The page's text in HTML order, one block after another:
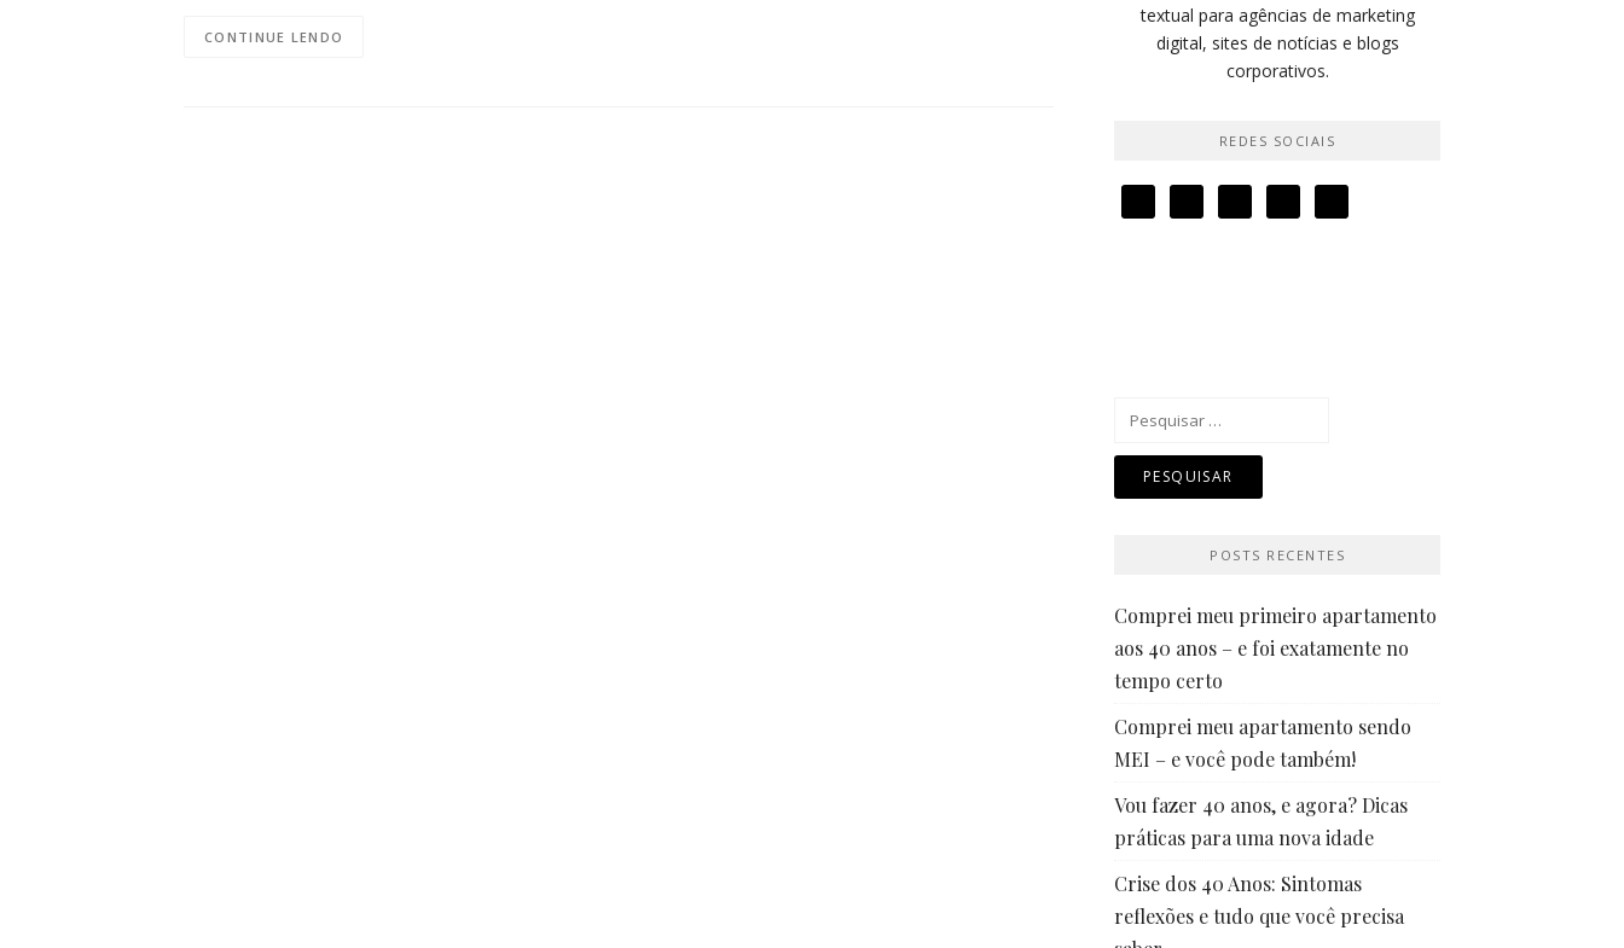
CONTINUE LENDO
textual para agências de marketing
digital, sites de notícias e blogs
corporativos.
REDES SOCIAIS
POSTS RECENTES
Comprei meu primeiro apartamento
aos 40 anos – e foi exatamente no
tempo certo
Comprei meu apartamento sendo
MEI – e você pode também!
Vou fazer 40 anos, e agora? Dicas
práticas para uma nova idade
Crise dos 40 Anos: Sintomas
reflexões e tudo que você precisa